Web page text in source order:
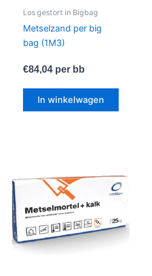
Los gestort in Bigbag
Metselzand per big
bag (1M3)
€84,04per bb
In winkelwagen